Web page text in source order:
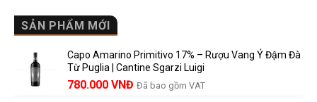
lựa
chọn
đáng
nhãn
rượu
vang
Được
Bao
Lâu?
Hướng
SẢN PHẨM MỚI
Capo Amarino Primitivo 17% – Rượu Vang Ý Đậm Đà
Từ Puglia | Cantine Sgarzi Luigi
Giá
780.000 VNĐ Giá
Đã bao gồm VAT